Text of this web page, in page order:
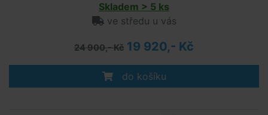
Skladem > 5 ks
ve středu u vás
24 900,- Kč 19 920,- Kč
do košíku